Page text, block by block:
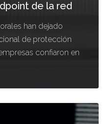
de la red
han dejado
de protección
confiaron en